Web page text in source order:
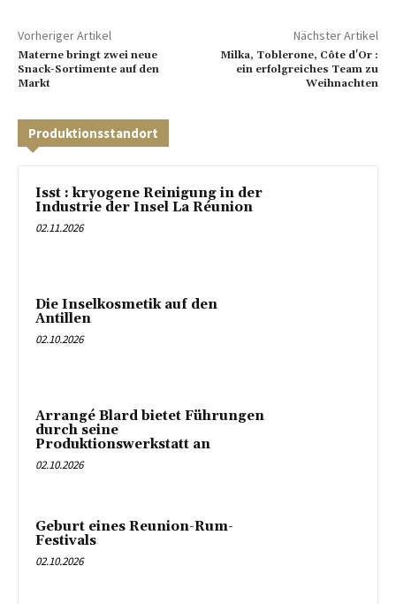
Vorheriger Artikel
Materne bringt zwei neue
Snack-Sortimente auf den
Markt
Nächster Artikel
Milka, Toblerone, Côte d'Or :
ein erfolgreiches Team zu
Weihnachten
Produktionsstandort
Isst : kryogene Reinigung in der
Industrie der Insel La Réunion
02.11.2026
Die Inselkosmetik auf den
Antillen
02.10.2026
Arrangé Blard bietet Führungen
durch seine
Produktionswerkstatt an
02.10.2026
Geburt eines Reunion-Rum-
Festivals
02.10.2026